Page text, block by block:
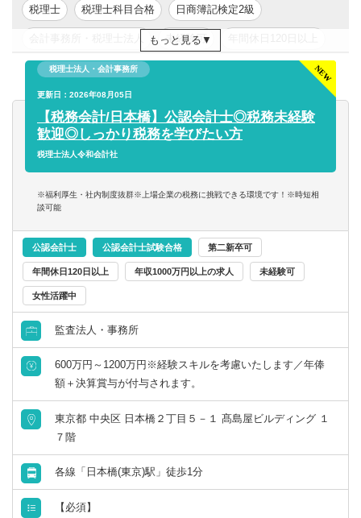
す。
メインソフト：JDL
税理士 税理士科目合格 日商簿記検定2級
未経験可
新卒可 年収200万円以上
年収400万円以上 年収500万円以上
もっと見る
税理士法人・会計事務所
更新日：2026年08月05日
【税務会計/日本橋】公認会計士◎税務未経験
歓迎◎しっかり税務を学びたい方
税理士法人令和会計社
※福利厚生・社内制度抜群※上場企業の税務に挑戦できる環境です！※時短相
談可能
公認会計士 公認会計士試験合格 第二新卒可
年間休日120日以上 年収1000万円以上の求人 未経験可
女性活躍中
監査法人・事務所
600万円～1200万円※経験スキルを考慮いたします／年俸
額＋決算賞与が付与されます。
東京都 中央区 日本橋２丁目５－１ 髙島屋ビルディング １
７階
各線「日本橋(東京)駅」徒歩1分
【必須】